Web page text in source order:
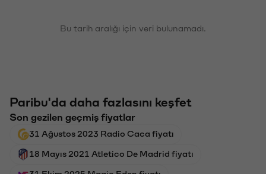
Bu tarih aralığı için veri bulunamadı.
Paribu'da daha fazlasını keşfet
Son gezilen geçmiş fiyatlar
31 Ağustos 2023 Radio Caca fiyatı
18 Mayıs 2021 Atletico De Madrid fiyatı